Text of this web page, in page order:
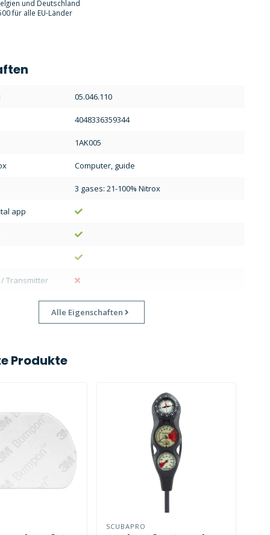
und Deutschland
für alle EU-Länder
05.046.110
4048336359344
1AK005
Computer, guide
3 gases: 21-100% Nitrox
app
Transmitter
Alle Eigenschaften
Produkte
SCUBAPRO